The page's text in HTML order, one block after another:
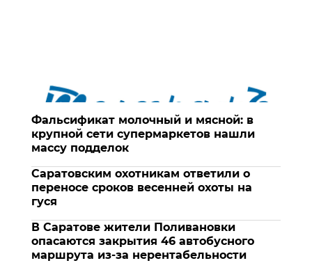
Фальсификат молочный и мясной: в
крупной сети супермаркетов нашли
массу подделок
Саратовским охотникам ответили о
переносе сроков весенней охоты на
гуся
В Саратове жители Поливановки
опасаются закрытия 46 автобусного
маршрута из-за нерентабельности